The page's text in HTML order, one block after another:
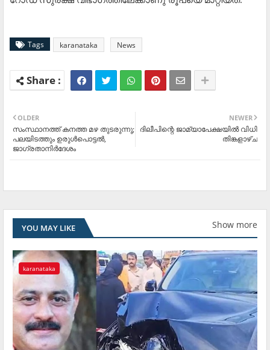
Tags karanataka News
NEWER
ദിലീപിന്റെ ജാമ്യാപേക്ഷയില്‍ വിധി
തിങ്കളാഴ്ച
OLDER
സംസ്ഥാനത്ത് കനത്ത മഴ തുടരുന്നു;
പലയിടത്തും ഉരുള്‍പൊട്ടല്‍,
ജാഗ്രതാനിര്‍ദേശം
YOU MAY LIKE Show more
karanataka